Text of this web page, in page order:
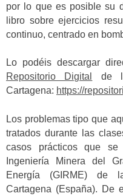
por lo que es posible su
libro sobre ejercicios
continuo, centrado en
Lo podéis descargar
Repositorio Digital
de
Cartagena: https://
Los problemas tipo que
tratados durante las
casos prácticos que
Ingeniería Minera del
Energía (GIRME) de
Cartagena (España). De